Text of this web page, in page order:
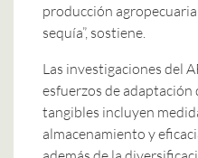
producción
sequía”, sostiene.
Las investigaciones del
esfuerzos de
tangibles incluyen
almacenamiento y